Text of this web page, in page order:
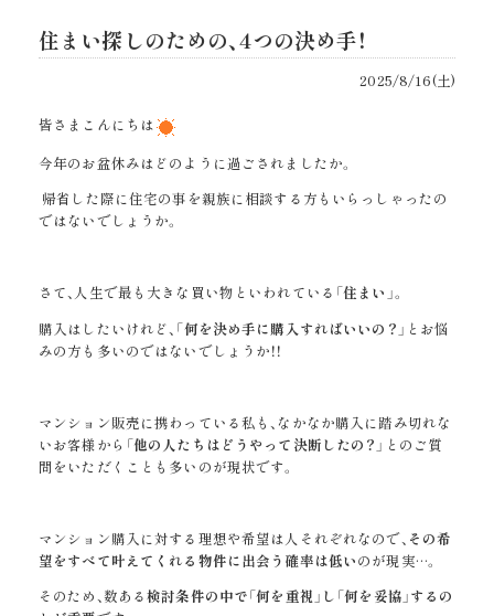
住まい探しのための、4つの決め手！
2025/8/16(土)
皆さまこんにちは
今年のお盆休みはどのように過ごされましたか。
帰省した際に住宅の事を親族に相談する方もいらっしゃったの
ではないでしょうか。
さて、人生で最も大きな買い物といわれている 「住まい」。
購入はしたいけれど、 「何を決め手に購入すればいいの？」 とお悩
みの方も多いのではないでしょうか！！
マンション販売に携わっている私も、なかなか購入に踏み切れな
いお客様から 「他の人たちはどうやって決断したの？」 とのご質
問をいただくことも多いのが現状です。
マンション購入に対する理想や希望は人それぞれなので、 その希
望をすべて叶えてくれる物件に出会う確率は低いのが現実…。
そのため、数ある検討条件の中で「何を重視」 し 「何を妥協」する の